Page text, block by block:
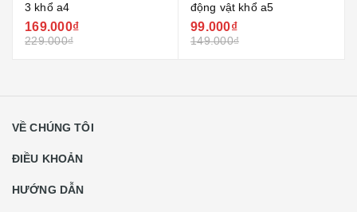
3 khổ a4
169.000₫
229.000₫
động vật khổ a5
99.000₫
149.000₫
VỀ CHÚNG TÔI
ĐIỀU KHOẢN
HƯỚNG DẪN